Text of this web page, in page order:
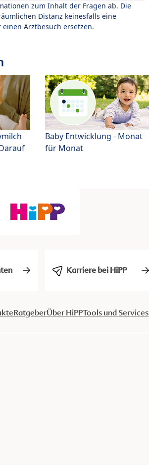
zum Inhalt der Fragen ab. Die
Distanz keinesfalls eine
Arztbesuch ersetzen.
Baby Entwicklung - Monat
für Monat
Karriere bei HiPP
RatgeberÜber HiPPTools und Services